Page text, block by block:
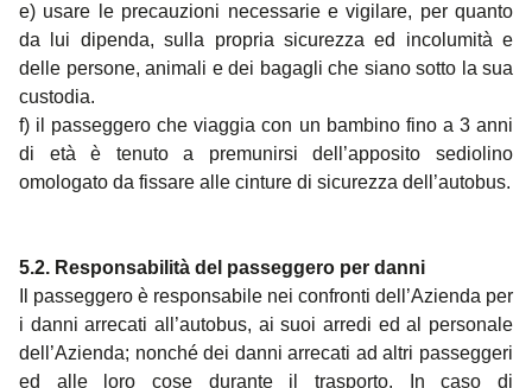
e) usare le precauzioni necessarie e vigilare, per quanto
da lui dipenda, sulla propria sicurezza ed incolumità e
delle persone, animali e dei bagagli che siano sotto la sua
custodia.
f) il passeggero che viaggia con un bambino fino a 3 anni
di età è tenuto a premunirsi dell’apposito sediolino
omologato da fissare alle cinture di sicurezza dell’autobus.
5.2. Responsabilità del passeggero per danni
Il passeggero è responsabile nei confronti dell’Azienda per
i danni arrecati all’autobus, ai suoi arredi ed al personale
dell’Azienda; nonché dei danni arrecati ad altri passeggeri
ed alle loro cose durante il trasporto. In caso di